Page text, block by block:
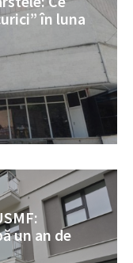
în luna
un an de